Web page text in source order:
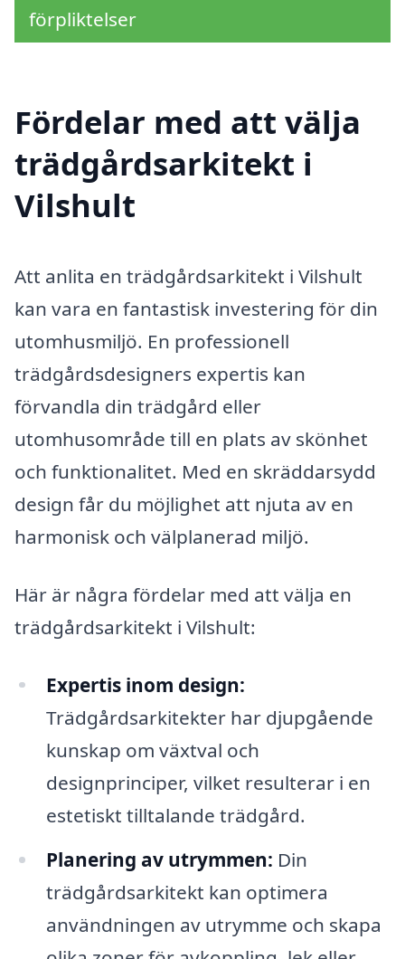
förpliktelser
Fördelar med att välja
trädgårdsarkitekt i
Vilshult
Att anlita en trädgårdsarkitekt i Vilshult
kan vara en fantastisk investering för din
utomhusmiljö. En professionell
trädgårdsdesigners expertis kan
förvandla din trädgård eller
utomhusområde till en plats av skönhet
och funktionalitet. Med en skräddarsydd
design får du möjlighet att njuta av en
harmonisk och välplanerad miljö.
Här är några fördelar med att välja en
trädgårdsarkitekt i Vilshult:
Expertis inom design:
Trädgårdsarkitekter har djupgående
kunskap om växtval och
designprinciper, vilket resulterar i en
estetiskt tilltalande trädgård.
Planering av utrymmen: Din
trädgårdsarkitekt kan optimera
användningen av utrymme och skapa